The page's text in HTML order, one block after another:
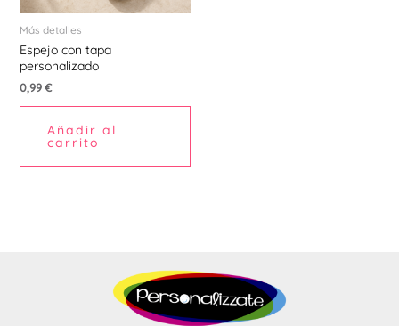
Más detalles
Espejo con tapa
personalizado
0,99€
Añadir al
carrito